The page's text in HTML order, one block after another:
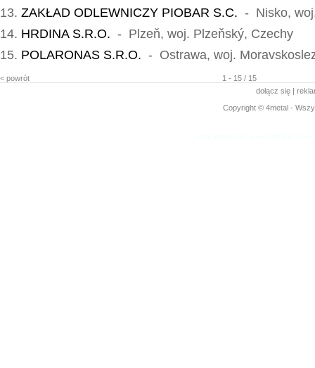
ZAKŁAD ODLEWNICZY PIOBAR S.C. - Nisko,
HRDINA S.R.O. - Plzeň, woj. Plzeňský, Czechy
POLARONAS S.R.O. - Ostrawa, woj.
< powrót
1 - 15 / 15
dołącz się |
Copyright © 4metal -